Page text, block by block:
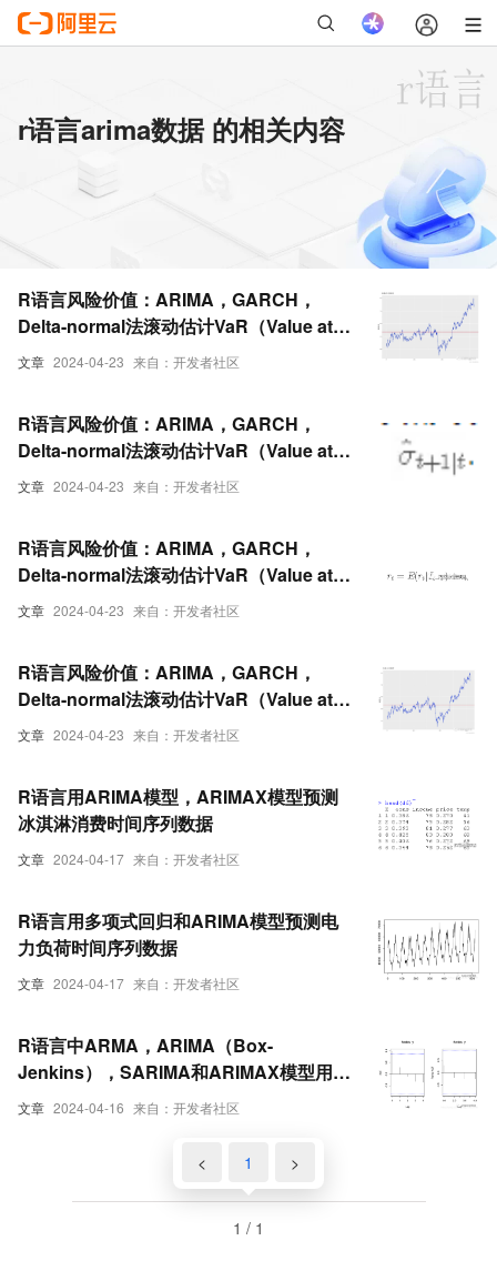
r语言arima数据 的相关内容
文章 2024-04-23 来自：开发者社区
R语言风险价值：ARIMA，GARCH，
Delta-normal法滚动估计VaR（Value at
Risk）和回测分析股票数据
文章 2024-04-23 来自：开发者社区
R语言风险价值：ARIMA，GARCH，
Delta-normal法滚动估计VaR（Value at
Risk）和回测分析股票数据-3
文章 2024-04-23 来自：开发者社区
R语言风险价值：ARIMA，GARCH，
Delta-normal法滚动估计VaR（Value at
Risk）和回测分析股票数据-2
文章 2024-04-23 来自：开发者社区
R语言风险价值：ARIMA，GARCH，
Delta-normal法滚动估计VaR（Value at
Risk）和回测分析股票数据-1
文章 2024-04-17 来自：开发者社区
R语言用ARIMA模型，ARIMAX模型预测
冰淇淋消费时间序列数据
文章 2024-04-17 来自：开发者社区
R语言用多项式回归和ARIMA模型预测电
力负荷时间序列数据
文章 2024-04-16 来自：开发者社区
R语言中ARMA，ARIMA（Box-
Jenkins），SARIMA和ARIMAX模型用于
预测时间序列数据
< 1 >
1 / 1